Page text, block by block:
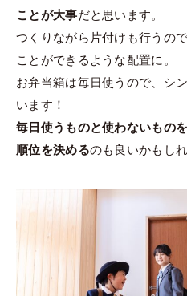
ことが大事だと思います。
つくりながら片付けも行うの
ことができるような配置に。
お弁当箱は毎日使うので、シ
います！
毎日使うものと使わないもの
順位を決めるのも良いかもし